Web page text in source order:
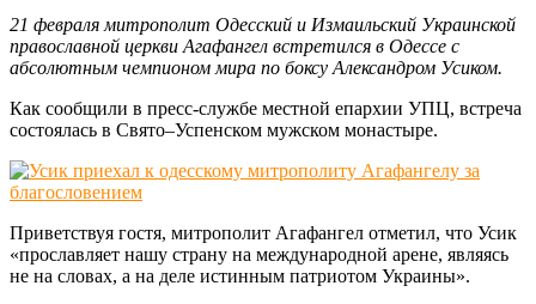
21 февраля митрополит Одесский и Измаильский Украинской
православной церкви Агафангел встретился в Одессе с
абсолютным чемпионом мира по боксу Александром Усиком.
Как сообщили в пресс-службе местной епархии УПЦ, встреча
состоялась в Свято–Успенском мужском монастыре.
Приветствуя гостя, митрополит Агафангел отметил, что Усик
«прославляет нашу страну на международной арене, являясь
не на словах, а на деле истинным патриотом Украины».